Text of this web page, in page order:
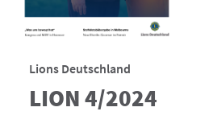
Lions Deutschland
LION 4/2024